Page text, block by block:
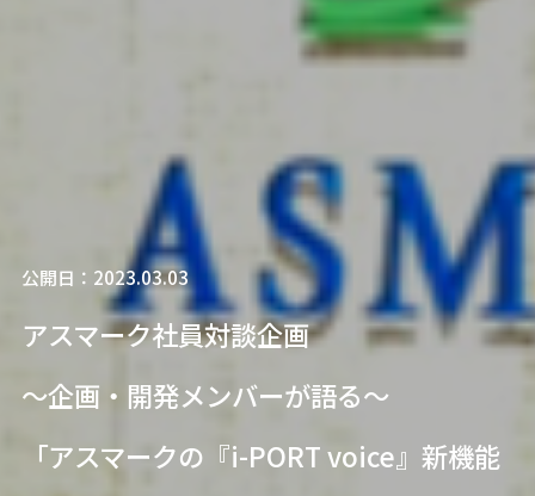
公開日：2023.03.03
アスマーク社員対談企画
～企画・開発メンバーが語る～
「アスマークの『i-PORT voice』新機能